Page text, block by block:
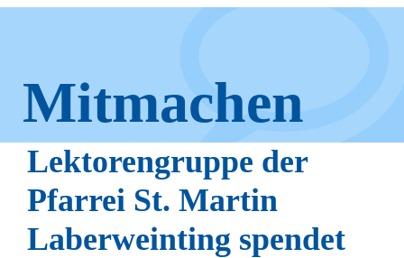
Mitmachen
und helfen.
Hier erfahren Sie, wie fleißige
Lektorengruppe der
Pfarrei St. Martin
Laberweinting spendet